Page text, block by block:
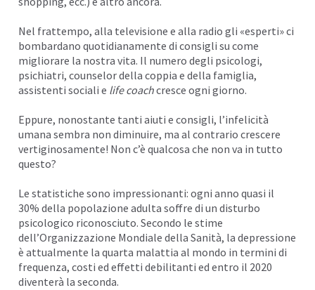
Nel frattempo, alla televisione e alla radio gli «esperti» ci
bombardano quotidianamente di consigli su come
migliorare la nostra vita. Il numero degli psicologi,
psichiatri, counselor della coppia e della famiglia,
assistenti sociali e life coachcresce ogni giorno.
Eppure, nonostante tanti aiuti e consigli, l’infelicità
umana sembra non diminuire, ma al contrario crescere
vertiginosamente! Non c’è qualcosa che non va in tutto
questo?
Le statistiche sono impressionanti: ogni anno quasi il
30% della popolazione adulta soffre di un disturbo
psicologico riconosciuto. Secondo le stime
dell’Organizzazione Mondiale della Sanità, la depressione
è attualmente la quarta malattia al mondo in termini di
frequenza, costi ed effetti debilitanti ed entro il 2020
diventerà la seconda.